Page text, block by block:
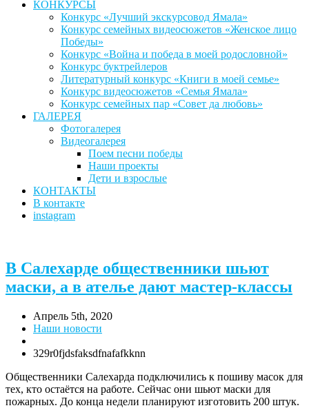
КОНКУРСЫ
Конкурс «Лучший экскурсовод Ямала»
Конкурс семейных видеосюжетов «Женское лицо
Победы»
Конкурс «Война и победа в моей родословной»
Конкурс буктрейлеров
Литературный конкурс «Книги в моей семье»
Конкурс видеосюжетов «Семья Ямала»
Конкурс семейных пар «Совет да любовь»
ГАЛЕРЕЯ
Фотогалерея
Видеогалерея
Поем песни победы
Наши проекты
Дети и взрослые
КОНТАКТЫ
В контакте
instagram
В Салехарде общественники шьют
маски, а в ателье дают мастер-классы
Апрель 5th, 2020
Наши новости
329r0fjdsfaksdfnafafkknn
Общественники Салехарда подключились к пошиву масок для
тех, кто остаётся на работе. Сейчас они шьют маски для
пожарных. До конца недели планируют изготовить 200 штук.